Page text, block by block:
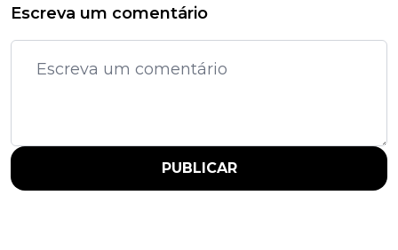
Escreva um comentário
PUBLICAR